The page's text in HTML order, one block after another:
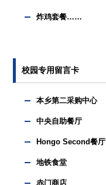
炸鸡套餐……
校园专用留言卡
本乡第二采购中心
中央自助餐厅
Hongo Second餐厅
地铁食堂